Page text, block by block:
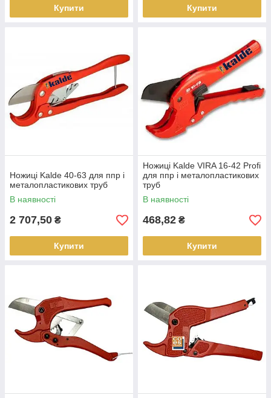
Купити Купити
Ножиці Kalde 40-63 для ппр і
металопластикових труб
В наявності
2 707,50 ₴
Купити
Ножиці Kalde VIRA 16-42 Profi
для ппр і металопластикових
труб
В наявності
468,82 ₴
Купити